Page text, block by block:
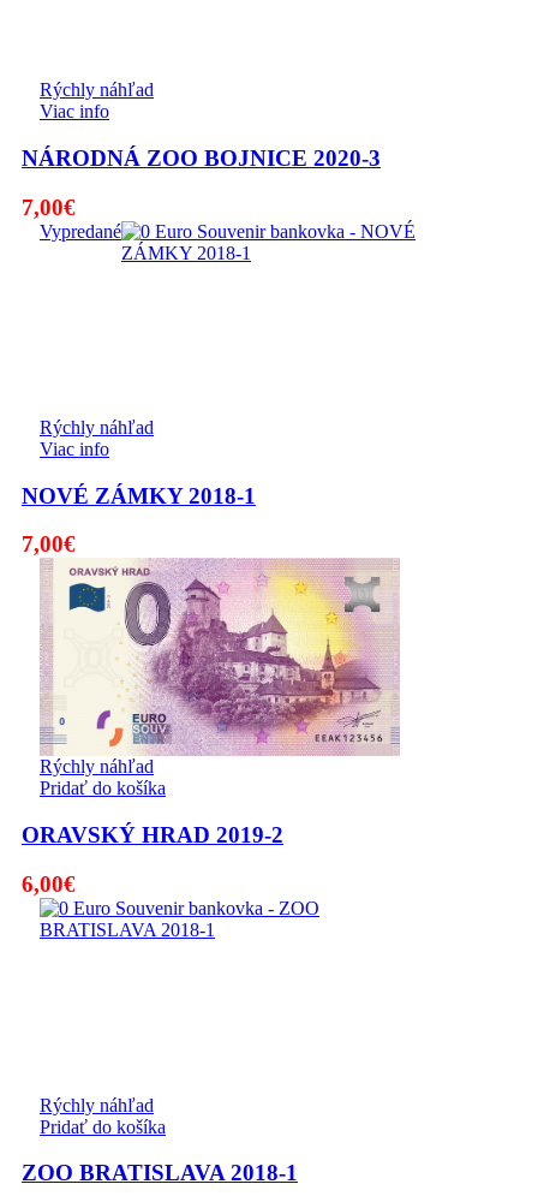
Rýchly náhľad
Viac info
NÁRODNÁ ZOO BOJNICE 2020-3
7,00€
Vypredané
Rýchly náhľad
Viac info
NOVÉ ZÁMKY 2018-1
7,00€
Rýchly náhľad
Pridať do košíka
ORAVSKÝ HRAD 2019-2
6,00€
Rýchly náhľad
Pridať do košíka
ZOO BRATISLAVA 2018-1